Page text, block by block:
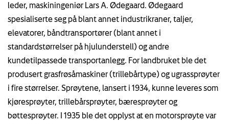
leder, maskiningeniør Lars A. Ødegaard. Ødegaard
spesialiserte seg på blant annet industrikraner, taljer,
elevatorer, båndtransportører (blant annet i
standardstørrelser på hjulunderstell) og andre
kundetilpassede transportanlegg. For landbruket ble det
produsert grasfrøsåmaskiner (trillebårtype) og ugrassprøyter
i fire størrelser. Sprøytene, lansert i 1934, kunne leveres som
kjøresprøyter, trillebårsprøyter, bæresprøyter og
bøttesprøyter. I 1935 ble det opplyst at en motorsprøyte var